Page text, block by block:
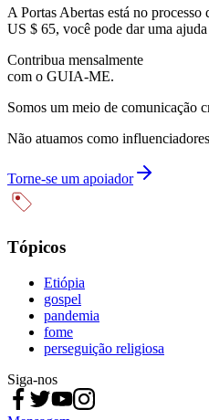
A Portas Abertas está no
US $ 65, você pode dar uma
Contribua mensalmente
com o GUIA-ME.
Somos um meio de comunicação
Não atuamos como
Torne-se um apoiador
Tópicos
Etiópia
gospel
pandemia
fome
perseguição religiosa
Siga-nos